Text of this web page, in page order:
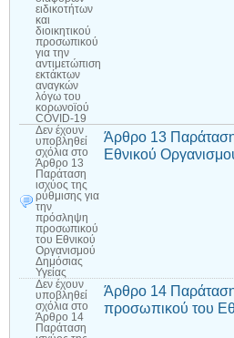
ειδικοτήτων
και
διοικητικού
προσωπικού
για την
αντιμετώπιση
εκτάκτων
αναγκών
λόγω του
κορωνοϊού
COVID-19
Δεν έχουν
υποβληθεί
σχόλια στο
Άρθρο 13
Παράταση
ισχύος της
ρύθμισης για
την
πρόσληψη
προσωπικού
του Εθνικού
Οργανισμού
Δημόσιας
Υγείας
Άρθρο 13
Εθνικού
Δεν έχουν
υποβληθεί
σχόλια στο
Άρθρο 14
Παράταση
Άρθρο 14
προσωπικού του